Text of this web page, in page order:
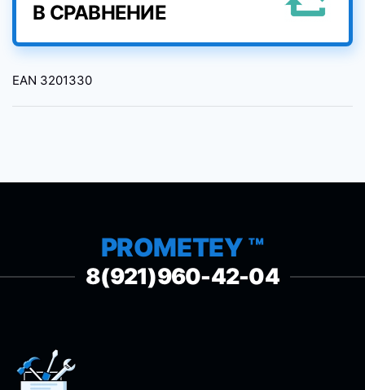
В СРАВНЕНИЕ
EAN 3201330
PROMETEY ™
8(921)960-42-04